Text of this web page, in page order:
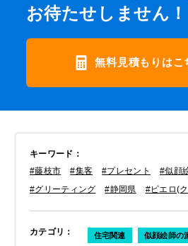
お待たせしません！
無料見積もりはこ
キーワード ：
#藤枝市
#集客 #プレセント #似顔
#グリーティング
#静岡県 #ピエロ(
カテゴリ ： 住宅関連 似顔絵師の